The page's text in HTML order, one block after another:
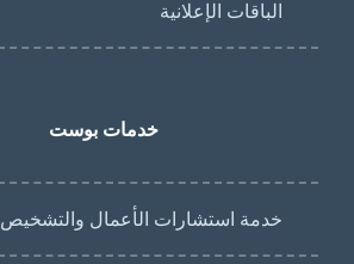
الباقات الإعلانية
خدمات بوست
خدمة استشارات الأعمال والتشخيص